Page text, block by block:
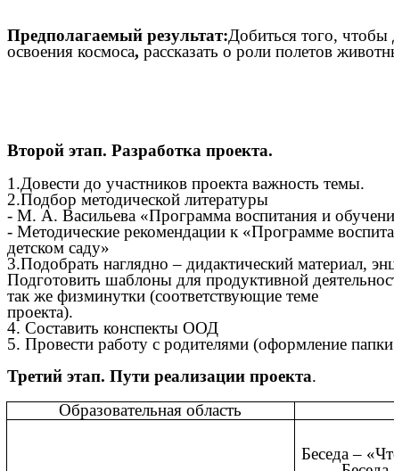
Предполагаемый результат:Добиться того, чтобы
освоения космоса, рассказать о роли полетов
Второй этап. Разработка проекта.
1.Довести до участников проекта важность темы.
2.Подбор методической литературы
- М. А. Васильева «Программа воспитания и
- Методические рекомендации к «Программе
детском саду»
3.Подобрать наглядно – дидактический материал,
Подготовить шаблоны для продуктивной
так же физминутки (соответствующие теме
проекта).
4. Составить конспекты ООД
5. Провести работу с родителями (оформление
Третий этап. Пути реализации проекта.
Образовательная область
Беседа